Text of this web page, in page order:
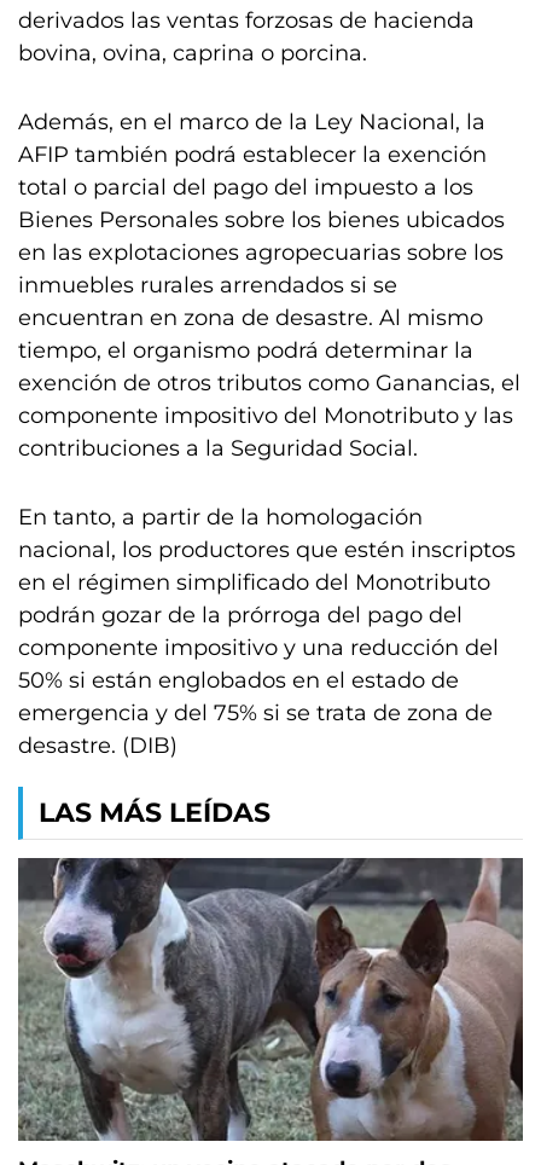
derivados las ventas forzosas de hacienda
bovina, ovina, caprina o porcina.
Además, en el marco de la Ley Nacional, la
AFIP también podrá establecer la exención
total o parcial del pago del impuesto a los
Bienes Personales sobre los bienes ubicados
en las explotaciones agropecuarias sobre los
inmuebles rurales arrendados si se
encuentran en zona de desastre. Al mismo
tiempo, el organismo podrá determinar la
exención de otros tributos como Ganancias, el
componente impositivo del Monotributo y las
contribuciones a la Seguridad Social.
En tanto, a partir de la homologación
nacional, los productores que estén inscriptos
en el régimen simplificado del Monotributo
podrán gozar de la prórroga del pago del
componente impositivo y una reducción del
50% si están englobados en el estado de
emergencia y del 75% si se trata de zona de
desastre. (DIB)
LAS MÁS LEÍDAS